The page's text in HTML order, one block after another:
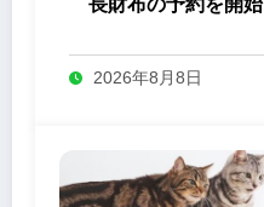
長財布の予約を開始
2026年8月8日